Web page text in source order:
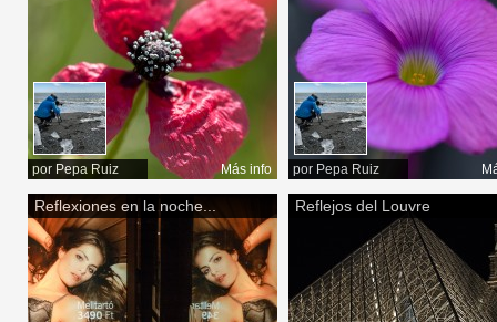
por Pepa Ruiz Más info por Pepa Ruiz
Reflexiones en la noche... Reflejos del Louvre